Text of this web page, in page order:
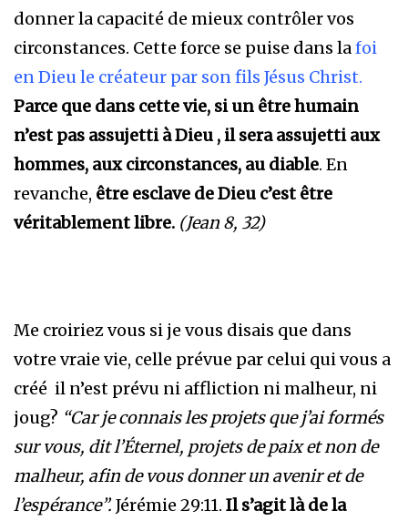
donner la capacité de mieux contrôler vos
circonstances. Cette force se puise dans lafoi
en Dieu le créateur par son fils Jésus Christ.
Parce que dans cette vie, si un être humain
n’est pas assujetti à Dieu , il sera assujetti aux
hommes, aux circonstances, au diable. En
revanche, être esclave de Dieu c’est être
véritablement libre. (Jean 8, 32)
Me croiriez vous si je vous disais que dans
votre vraie vie, celle prévue par celui qui vous a
créé il n’est prévu ni affliction ni malheur, ni
joug? “Car je connais les projets que j’ai formés
sur vous, dit l’Éternel, projets de paix et non de
malheur, afin de vous donner un avenir et de
l’espérance”. Jérémie 29:11. Il s’agit là de la